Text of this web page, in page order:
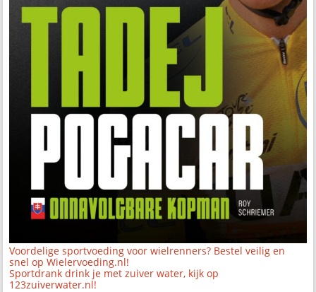
Voordelige sportvoeding voor wielrenners? Bestel veilig en
snel op Wielervoeding.nl!
Sportdrank drink je met zuiver water, kijk op
123zuiverwater.nl!